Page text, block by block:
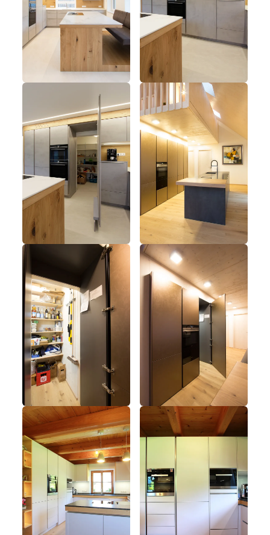
----
----
----
Speisekammer: Bilder,
Ideen & Planungen